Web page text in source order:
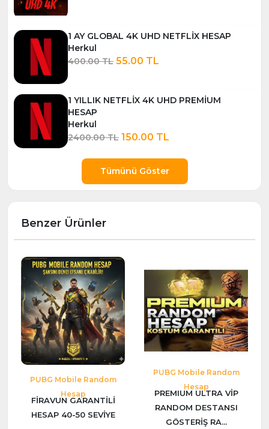
1 AY GLOBAL 4K UHD NETFLİX HESAP
Herkul
400.00 TL 55.00 TL
1 YILLIK NETFLİX 4K UHD PREMİUM
HESAP
Herkul
2400.00 TL 150.00 TL
Tümünü Göster
Benzer Ürünler
PUBG Mobile Random
Hesap
FİRAVUN GARANTİLİ
HESAP 40-50 SEVİYE
PUBG Mobile Random
Hesap
PREMIUM ULTRA VİP
RANDOM DESTANSI
GÖSTERİŞ RA...